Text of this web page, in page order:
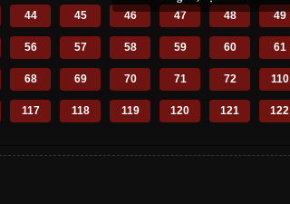
44 45 46 47 48 49
56 57 58 59 60 61
68 69 70 71 72 110
117 118 119 120 121 122